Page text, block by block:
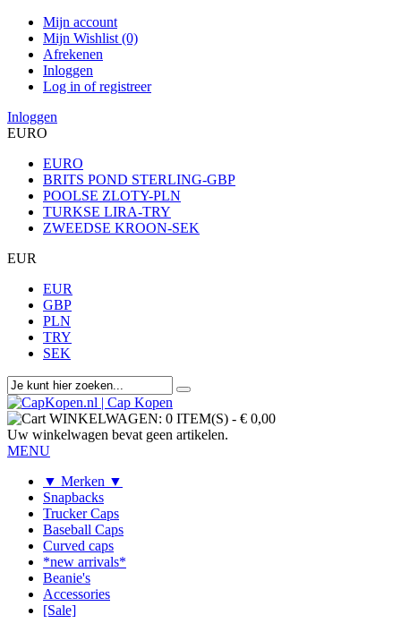
Mijn account
Mijn Wishlist (0)
Afrekenen
Inloggen
Log in of registreer
Inloggen
EURO
EURO
BRITS POND STERLING-GBP
POOLSE ZLOTY-PLN
TURKSE LIRA-TRY
ZWEEDSE KROON-SEK
EUR
EUR
GBP
PLN
TRY
SEK
WINKELWAGEN: 0 ITEM(S) - € 0,00
Uw winkelwagen bevat geen artikelen.
MENU
▼ Merken ▼
Snapbacks
Trucker Caps
Baseball Caps
Curved caps
*new arrivals*
Beanie's
Accessories
[Sale]